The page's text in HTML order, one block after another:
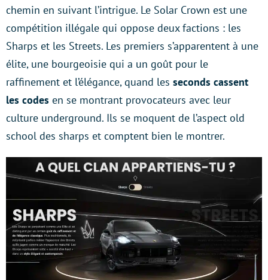
chemin en suivant l’intrigue. Le Solar Crown est une
compétition illégale qui oppose deux factions : les
Sharps et les Streets. Les premiers s’apparentent à une
élite, une bourgeoisie qui a un goût pour le
raffinement et l’élégance, quand les seconds cassent
les codes en se montrant provocateurs avec leur
culture underground. Ils se moquent de l’aspect old
school des sharps et comptent bien le montrer.